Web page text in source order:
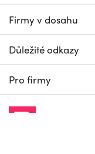
Firmy v dosahu
Důležité odkazy
Pro firmy